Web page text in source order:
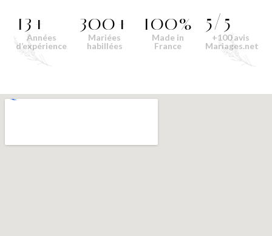
13+
Années
d’expérience
300+
Mariées
habillées
100%
Made in
France
5/5
+100 avis
Mariages.net